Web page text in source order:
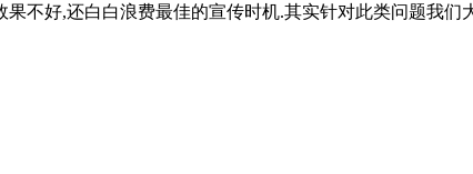
不好,还白白浪费最佳的宣传时机.其实针对此类问题我们